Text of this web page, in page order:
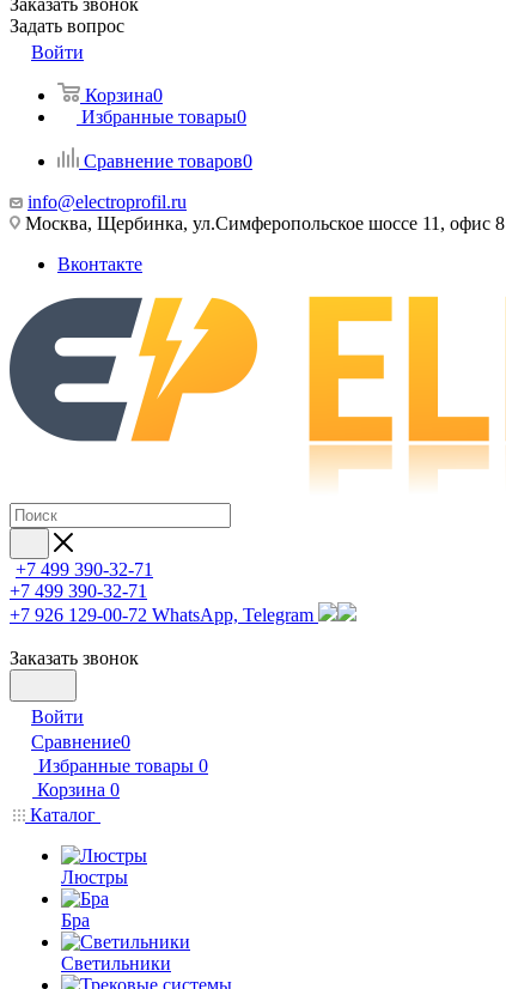
Заказать звонок
Задать вопрос
Войти
Корзина0
Избранные товары0
Сравнение товаров0
info@electroprofil.ru
Москва, Щербинка, ул.Симферопольское шоссе 11, офис 8
Вконтакте
+7 499 390-32-71
+7 499 390-32-71
+7 926 129-00-72 WhatsApp, Telegram
Заказать звонок
Войти
Сравнение0
Избранные товары 0
Корзина 0
Каталог
Люстры
Бра
Светильники